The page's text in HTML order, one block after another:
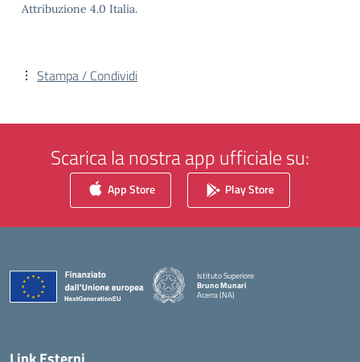
Attribuzione 4.0 Italia.
Stampa / Condividi
Scarica la nostra app ufficiale su:
App Store Play Store
Istituto Superiore
Bruno Munari
Acerra (NA)